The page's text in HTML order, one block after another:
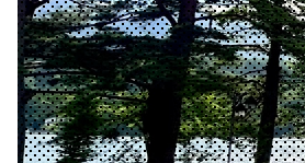
また体を動かして遊べるス
松原湖畔のバードウォッチ
やっております。
野鳥に詳しい名人が鳴き声
説しながら歩きます。
見られる野鳥：アカゲラ・
車で20分～1時間30分ほど
せて頂きます。
真田氏の歴史的な上田城、
める天空の八ヶ岳テラス、
辺には観光名所が数多くご
ウナがございますが、お時
出かけした帰りに周辺の温
がでしょうか。
長野県浅間山、八ヶ岳など
施設が充実しており、お湯
流し湯が多くございます。
ラマの澄み切った星空等四
す。
観光地や遊ぶスポットへ行
原湖畔をまずは満喫してい
楽しめる近くの周辺スポッ
深田久弥が選定した日本百
で絶景な登山名所がござい
ご紹介したい登山スポット
させていただきます。
少し足を延ばせば、浅間山
どにもアクセスできます。
す。
松原湖では、へら鮒やワカ
鮒釣りが本当に好きな人は
の名所です。
冬場のワカサギ釣りも人気
でお楽しみ頂けます。
室、時間のお風呂や、お食
ご確認下さい。予約情報も
室：全１１室（全室湖水に
数：50名 宴会場：大広間
広間１４ 畳 浴室：殿方用
殿方用のみ） スキー乾燥室